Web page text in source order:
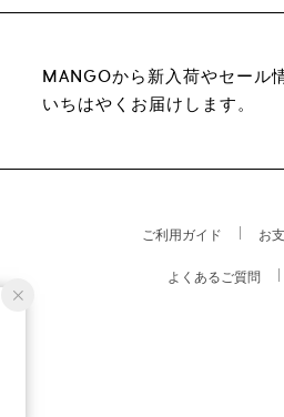
MANGOから新入荷やセール
いちはやくお届けします。
ご利用ガイド お
よくあるご質問